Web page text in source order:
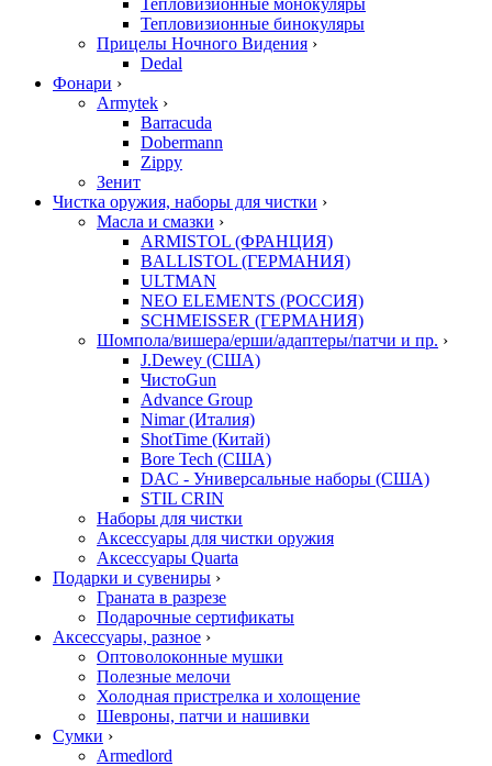
Тепловизионные монокуляры
Тепловизионные бинокуляры
Прицелы Ночного Видения ›
Dedal
Фонари ›
Armytek ›
Barracuda
Dobermann
Zippy
Зенит
Чистка оружия, наборы для чистки ›
Масла и смазки ›
ARMISTOL (ФРАНЦИЯ)
BALLISTOL (ГЕРМАНИЯ)
ULTMAN
NEO ELEMENTS (РОССИЯ)
SCHMEISSER (ГЕРМАНИЯ)
Шомпола/вишера/ерши/адаптеры/патчи и пр. ›
J.Dewey (США)
ЧистоGun
Advance Group
Nimar (Италия)
ShotTime (Китай)
Bore Tech (США)
DAC - Универсальные наборы (США)
STIL CRIN
Наборы для чистки
Аксессуары для чистки оружия
Аксессуары Quarta
Подарки и сувениры ›
Граната в разрезе
Подарочные сертификаты
Аксессуары, разное ›
Оптоволоконные мушки
Полезные мелочи
Холодная пристрелка и холощение
Шевроны, патчи и нашивки
Сумки ›
Armedlord